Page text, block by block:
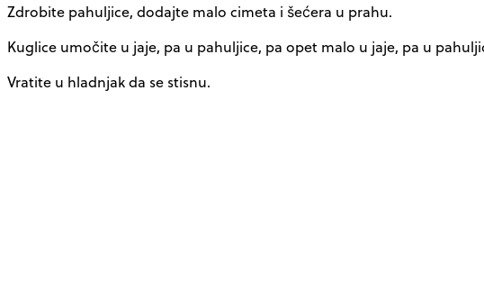
Zdrobite pahuljice, dodajte malo cimeta i šećera u prahu.
Kuglice umočite u jaje, pa u pahuljice, pa opet malo u jaje, pa u
Vratite u hladnjak da se stisnu.